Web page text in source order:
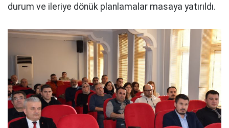
durum ve ileriye dönük planlamalar masaya yatırıldı.